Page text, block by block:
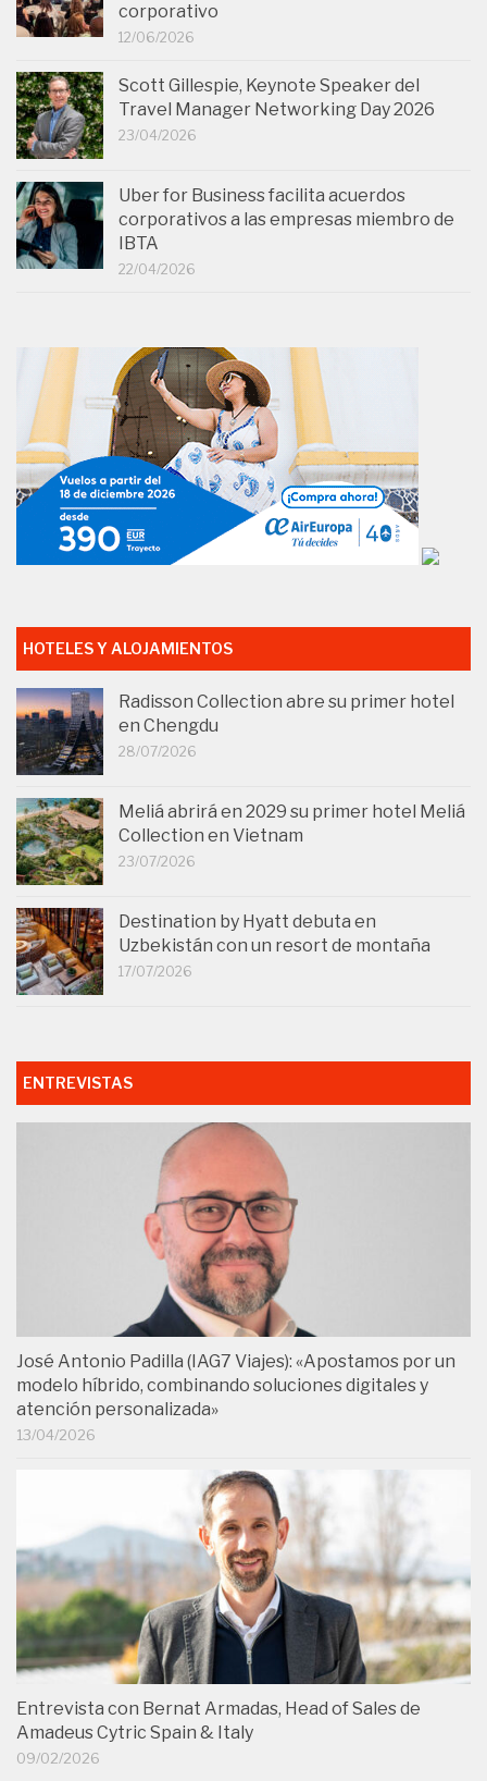
corporativo
12/06/2026
Scott Gillespie, Keynote Speaker del
Travel Manager Networking Day 2026
23/04/2026
Uber for Business facilita acuerdos
corporativos a las empresas miembro de
IBTA
22/04/2026
HOTELES Y ALOJAMIENTOS
Radisson Collection abre su primer hotel
en Chengdu
28/07/2026
Meliá abrirá en 2029 su primer hotel Meliá
Collection en Vietnam
23/07/2026
Destination by Hyatt debuta en
Uzbekistán con un resort de montaña
17/07/2026
ENTREVISTAS
José Antonio Padilla (IAG7 Viajes): «Apostamos por un
modelo híbrido, combinando soluciones digitales y
atención personalizada»
13/04/2026
Entrevista con Bernat Armadas, Head of Sales de
Amadeus Cytric Spain & Italy
09/02/2026